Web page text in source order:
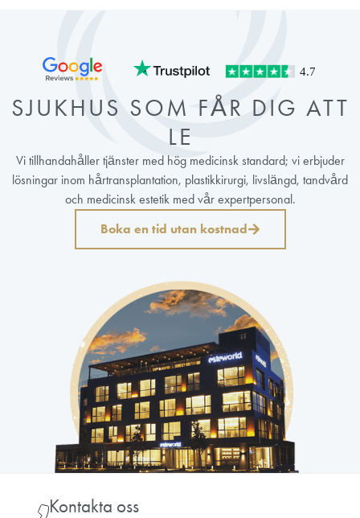
SJUKHUS SOM FÅR DIG ATT
LE
Vi tillhandahåller tjänster med hög medicinsk standard; vi erbjuder
lösningar inom hårtransplantation, plastikkirurgi, livslängd, tandvård
och medicinsk estetik med vår expertpersonal.
Boka en tid utan kostnad
Kontakta oss